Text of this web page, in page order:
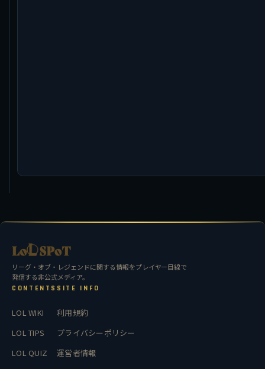
リーグ・オブ・レジェンドに関する情報をプレイヤー目線で
発信する非公式メディア。
CONTENTS
LOL WIKI
LOL TIPS
LOL QUIZ
SITE INFO
利用規約
プライバシーポリシー
運営者情報